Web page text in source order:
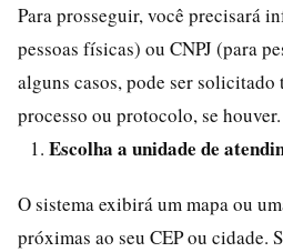
Para prosseguir, você precisará
pessoas físicas) ou CNPJ (para
alguns casos, pode ser solicitado
processo ou protocolo, se houver.
Escolha a unidade de
O sistema exibirá um mapa ou
próximas ao seu CEP ou cidade.